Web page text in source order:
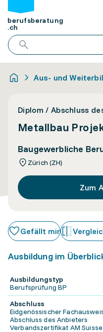
berufsberatung
.ch
Aus- und
Diplom / Abschluss
Metallbau
Baugewerbliche
Zürich (ZH)
Zum
Gefällt mir
Ausbildung im
Ausbildungstyp
Berufsprüfung BP
Abschluss
Eidgenössischer
Abschluss des Anbieters
Verbandszertifikat AM